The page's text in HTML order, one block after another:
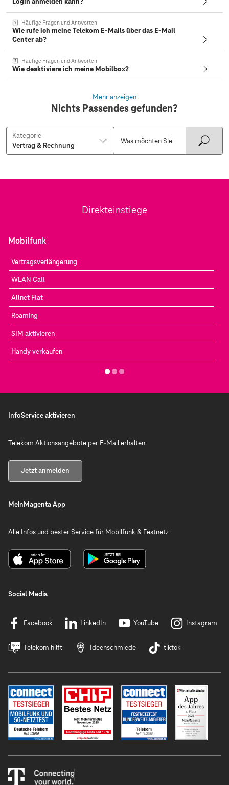
Häufige Fragen und Antworten
Wie rufe ich meine Telekom E-Mails über das E-Mail
Center ab?
Häufige Fragen und Antworten
Wie deaktiviere ich meine Mobilbox?
Mehr anzeigen
Nichts Passendes gefunden?
Kategorie
Direkteinstiege
Mobilfunk
Vertragsverlängerung
WLAN Call
Allnet Flat
Roaming
SIM aktivieren
Handy verkaufen
InfoService aktivieren
Telekom Aktionsangebote per E-Mail erhalten
Jetzt anmelden
MeinMagenta App
Alle Infos und bester Service für Mobilfunk & Festnetz
Social Media
Facebook LinkedIn YouTube Instagram
Telekom hilft Ideenschmiede tiktok